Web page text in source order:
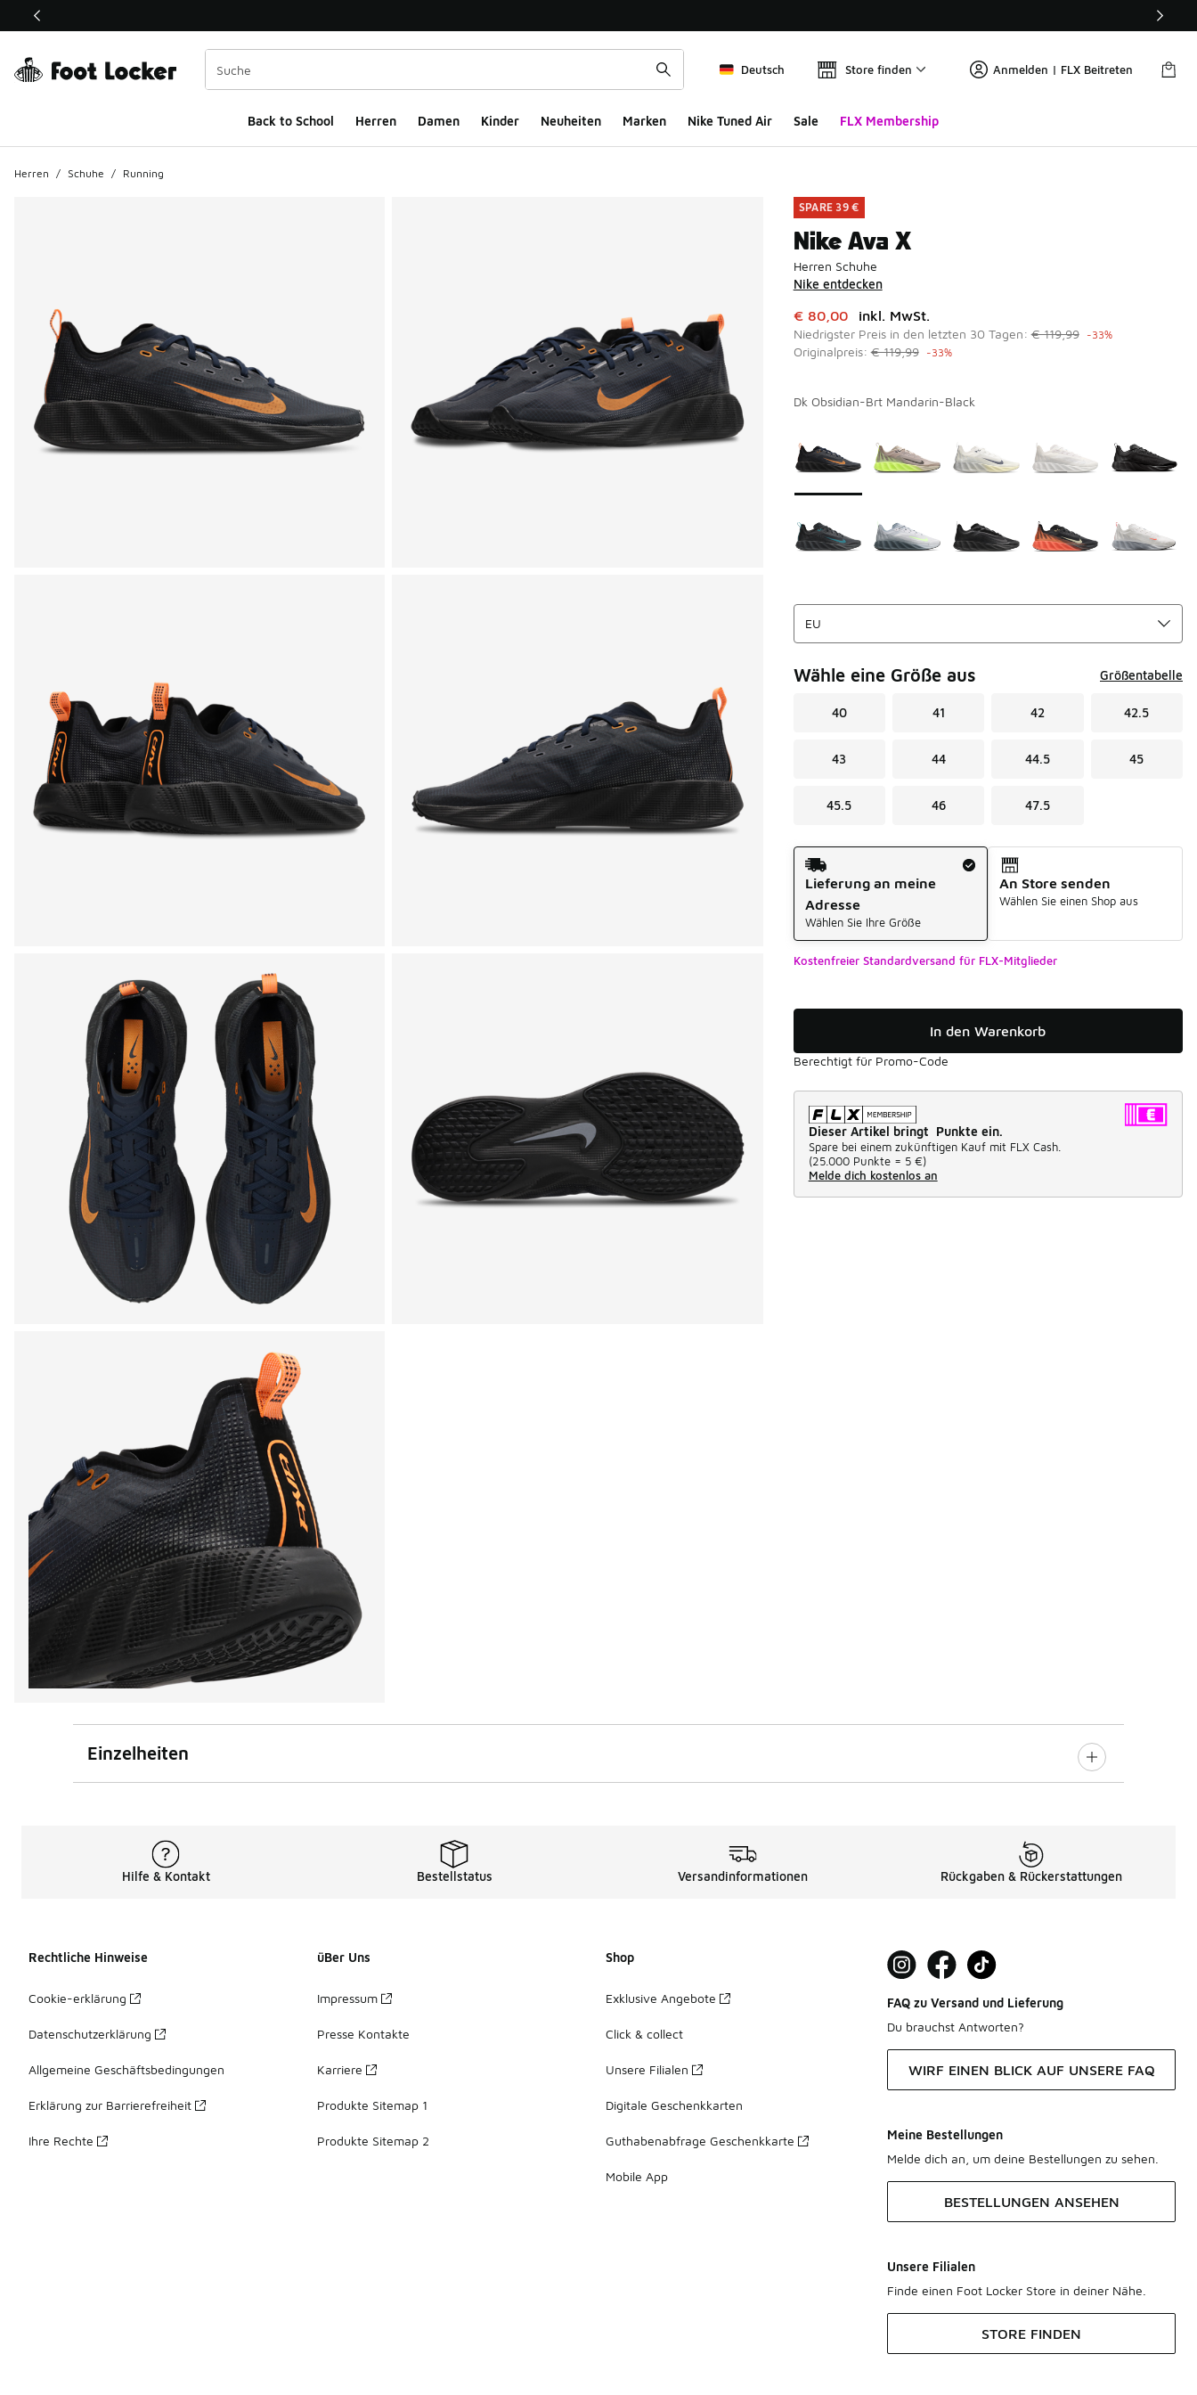
Dieser Link öffnet sich in einem neuen Fenster
Deutsch Store finden Anmelden | FLX Beitreten
Back to School Herren Damen Kinder Neuheiten Marken Nike Tuned Air Sale FLX Membership
Herren / Schuhe / Running
SPARE 39 €
Nike Ava X
Herren Schuhe
Nike entdecken
Dieser Artikel ist im Sale. Der Preis ist von auf € 80,00
€ 80,00 inkl. MwSt.
Niedrigster Preis in den letzten 30 Tagen:€ 119,99 -33%
Originalpreis:€ 119,99 -33%
Dk Obsidian-Brt Mandarin-Black
Wähle eine Größe aus Größentabelle
40 41 42 42.5
43 44 44.5 45
45.5 46 47.5
Versandart
Lieferung an meine
Adresse
Wählen Sie Ihre Größe
An Store senden
Wählen Sie einen Shop aus
Kostenfreier Standardversand für FLX-Mitglieder
In den Warenkorb
Berechtigt für Promo-Code
Dieser Artikel bringt Punkte ein.
Spare bei einem zukünftigen Kauf mit FLX Cash.
(25.000 Punkte = 5 €)
Melde dich kostenlos an
Einzelheiten
Hilfe & Kontakt Bestellstatus Versandinformationen Rückgaben & Rückerstattungen
Rechtliche Hinweise
Cookie-erklärung
Datenschutzerklärung
Allgemeine Geschäftsbedingungen
Erklärung zur Barrierefreiheit
Ihre Rechte
üBer Uns
Impressum
Presse Kontakte
Karriere
Produkte Sitemap 1
Produkte Sitemap 2
Shop
Exklusive Angebote
Click & collect
Unsere Filialen
Digitale Geschenkkarten
Guthabenabfrage Geschenkkarte
Mobile App
FAQ zu Versand und Lieferung
Du brauchst Antworten?
WIRF EINEN BLICK AUF UNSERE FAQ
Meine Bestellungen
Melde dich an, um deine Bestellungen zu sehen.
BESTELLUNGEN ANSEHEN
Unsere Filialen
Finde einen Foot Locker Store in deiner Nähe.
STORE FINDEN